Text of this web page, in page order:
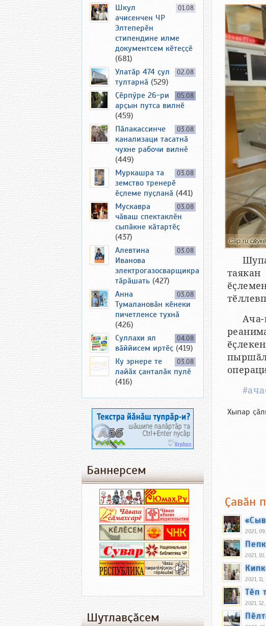
Cap.ru
Хыпар
Ҫавӑн
2021,
2021, 10,
2021, 11,
Тӗп
2021, 12,
01.08
Шкул
ачисенчен ЧР
Элтеперӗн
стипендине илме
документсем кӗтеҫҫӗ
(681)
02.08
Улатӑр 474 ҫул
тултарнӑ (529)
05.08
Ҫӗрпӳре 26-ри
арҫын путса вилнӗ
(459)
03.08
Пӑлакассинче
канализаци тасатнӑ
чухне рабочи вилнӗ
(449)
03.08
Муркашра та
земство тренерӗ
ӗҫлеме пуҫланӑ (441)
03.08
Мускавра
чӑваш спектаклӗн
сыпӑкне кӑтартӗҫ
(437)
03.08
Алевтина
Иванова
электрогазосварщикра
тӑрӑшать (427)
03.08
Анна
Тумалановӑн кӗнеки
пичетленсе тухнӑ
(426)
04.08
Суллахи ял
вӑййисем иртӗҫ (419)
03.08
Ку эрнере те
лайӑх ҫанталӑк пулӗ
(416)
Баннерсем
Шутлавҫӑсем